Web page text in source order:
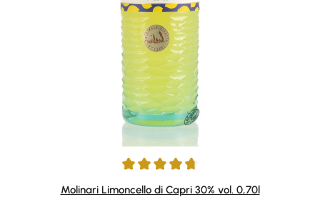
Durchschnittliche Bewertung von 4.84 von 5 Sternen
Molinari Limoncello di Capri 30% vol. 0,70l